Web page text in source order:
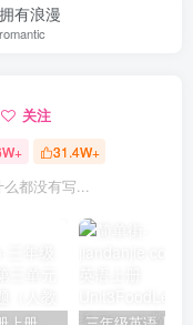
有浪漫
关注
31.4W+
都没有写...